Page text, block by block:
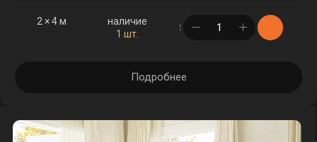
2 × 4 м
наличие
1 шт.
в корзине
Подробнее